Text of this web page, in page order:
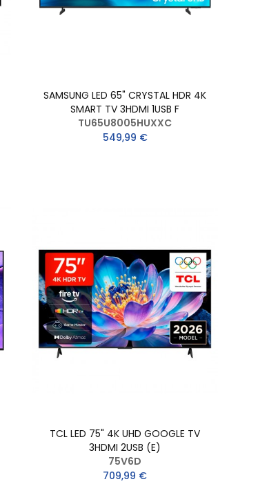
SAMSUNG LED 65" CRYSTAL HDR 4K
SMART TV 3HDMI 1USB F
TU65U8005HUXXC
549,99 €
TCL LED 75" 4K UHD GOOGLE TV
3HDMI 2USB (E)
75V6D
709,99 €